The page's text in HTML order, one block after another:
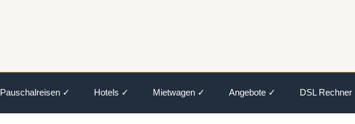
Pauschalreisen ✓ Hotels ✓ Mietwagen ✓ Angebote ✓ DSL Rechner